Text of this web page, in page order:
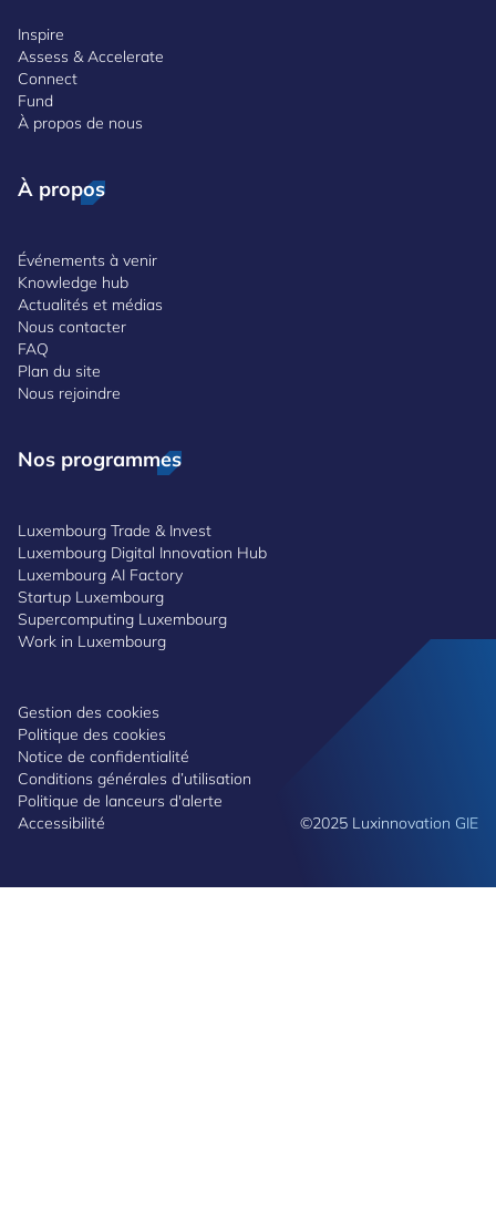
Inspire
Assess & Accelerate
Connect
Fund
À propos de nous
À propos
Événements à venir
Knowledge hub
Actualités et médias
Nous contacter
FAQ
Plan du site
Nous rejoindre
Nos programmes
Luxembourg Trade & Invest
Luxembourg Digital Innovation Hub
Luxembourg AI Factory
Startup Luxembourg
Supercomputing Luxembourg
Work in Luxembourg
Gestion des cookies
Politique des cookies
Notice de confidentialité
Conditions générales d’utilisation
Politique de lanceurs d'alerte
Accessibilité
©2025 Luxinnovation GIE